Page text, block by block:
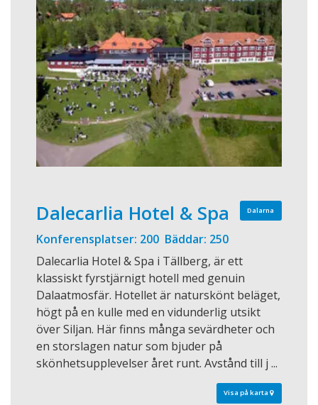
Dalarna
Dalecarlia Hotel & Spa
Konferensplatser: 200 Bäddar: 250
Dalecarlia Hotel & Spa i Tällberg, är ett
klassiskt fyrstjärnigt hotell med genuin
Dalaatmosfär. Hotellet är naturskönt beläget,
högt på en kulle med en vidunderlig utsikt
över Siljan. Här finns många sevärdheter och
en storslagen natur som bjuder på
skönhetsupplevelser året runt. Avstånd till j ...
Visa på karta